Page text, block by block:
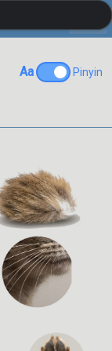
Aa Pinyin